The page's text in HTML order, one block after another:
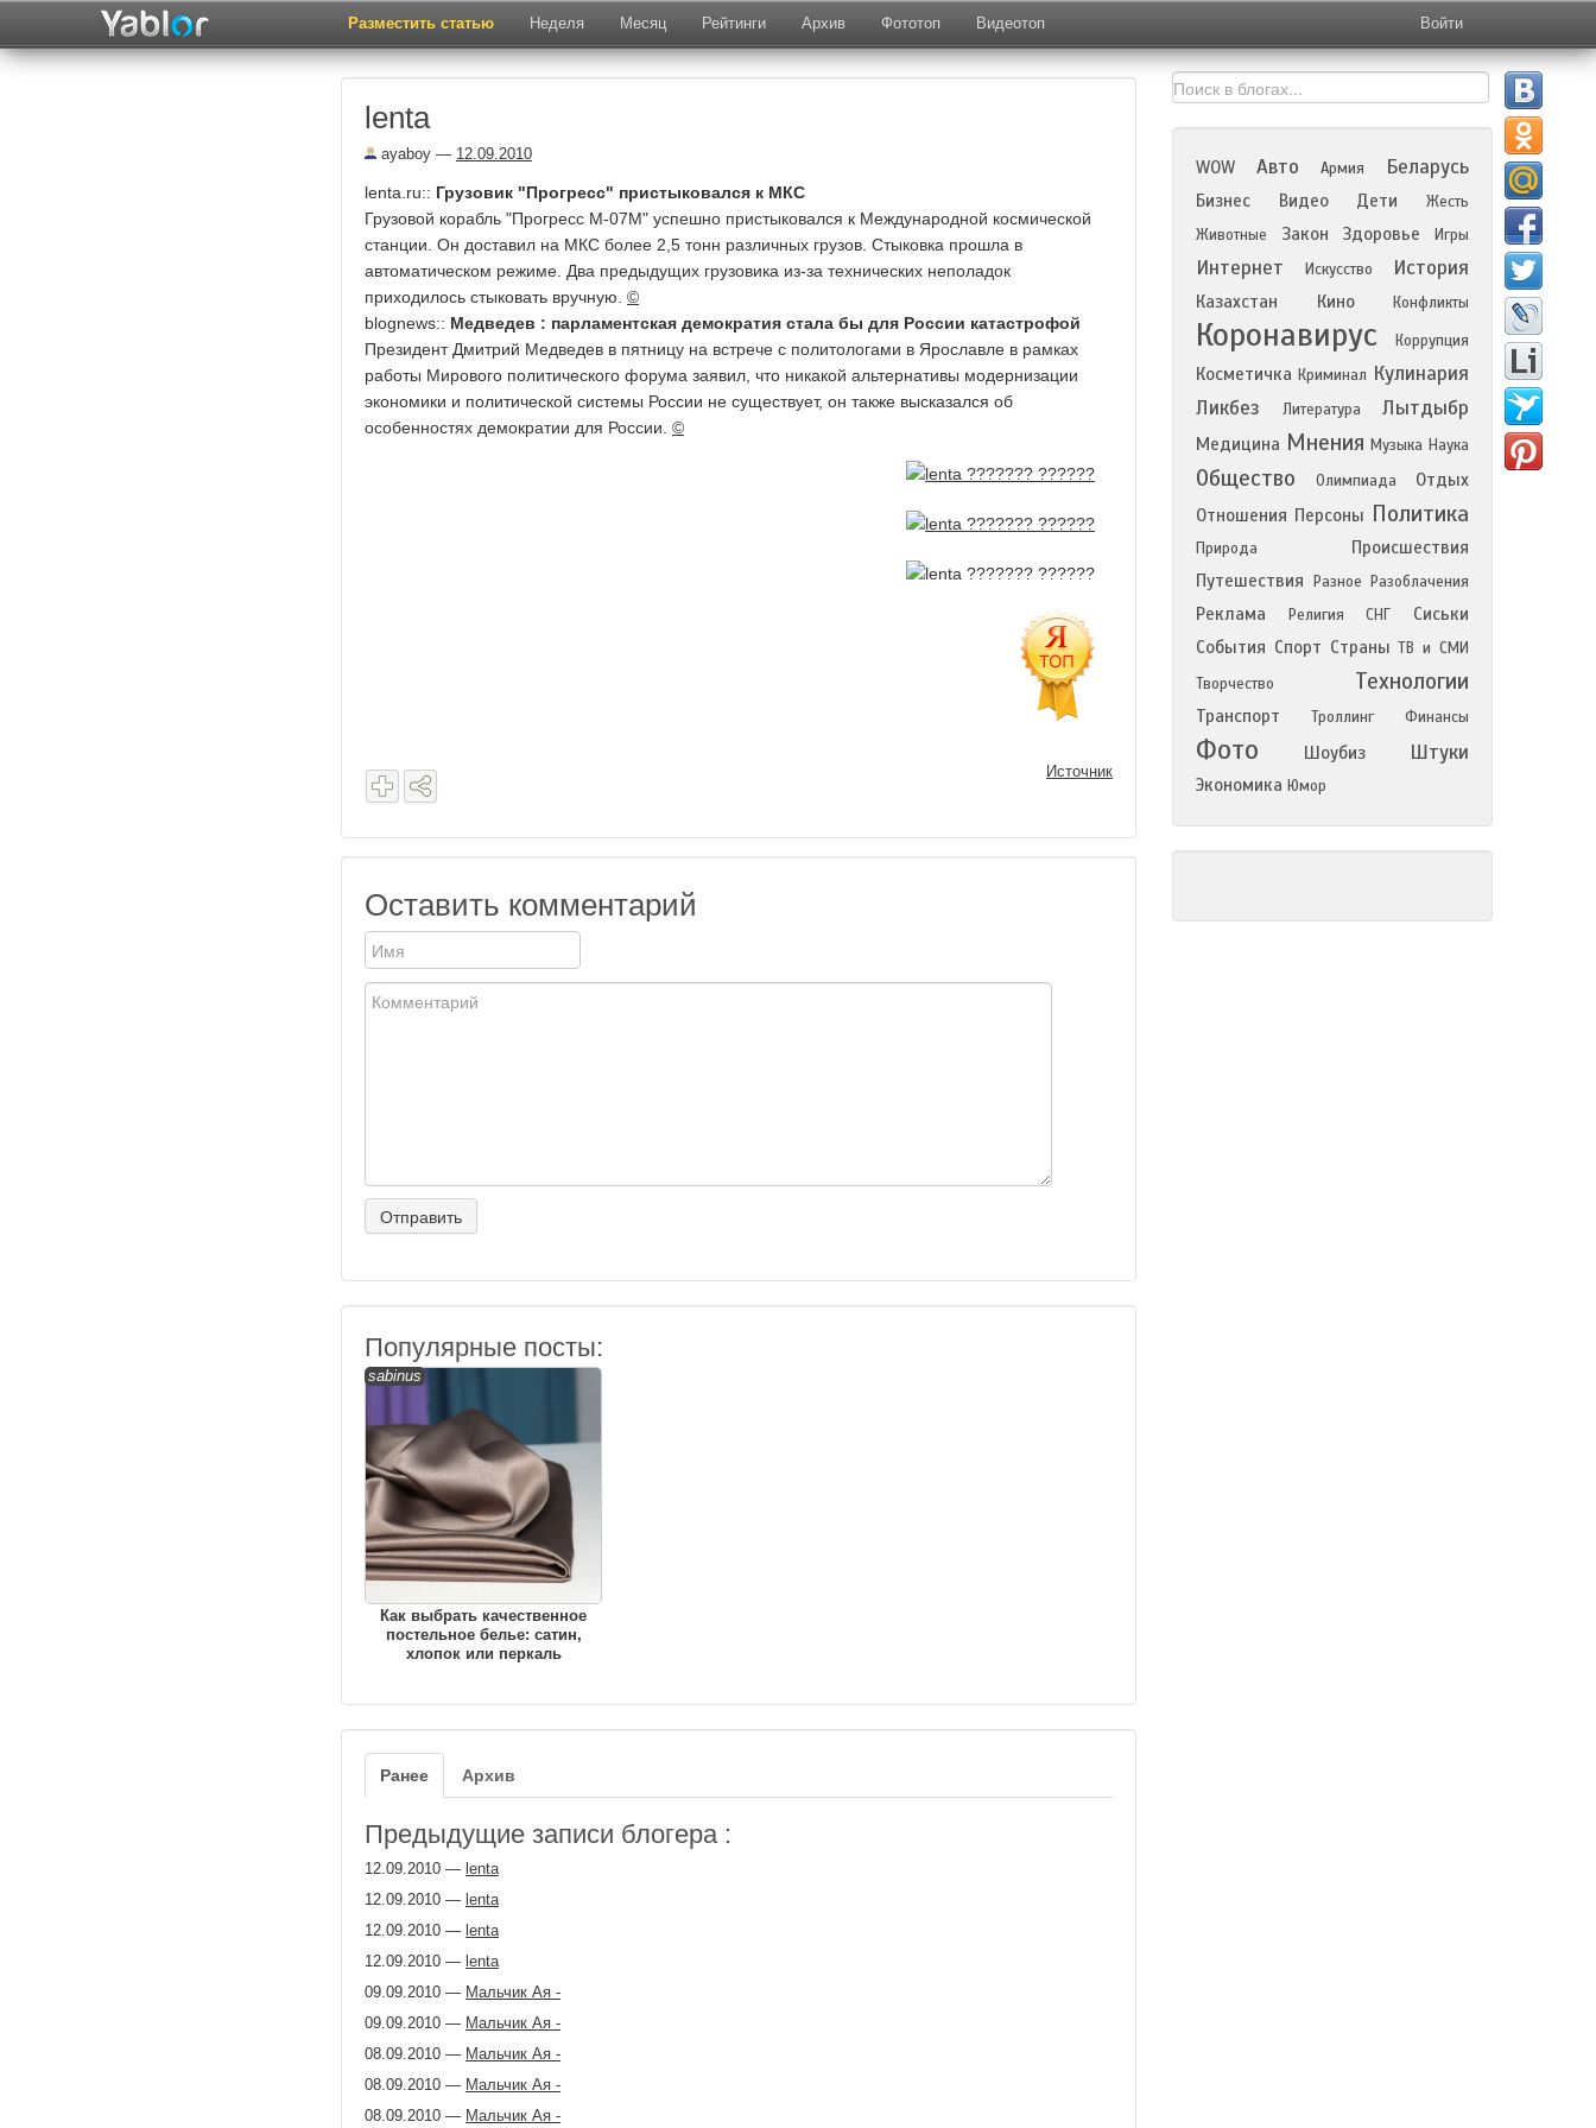
Разместить статью Неделя Месяц Рейтинги Архив Фототоп Видеотоп Войти
lenta
ayaboy — 12.09.2010
lenta.ru:: Грузовик "Прогресс" пристыковался к МКС
Грузовой корабль "Прогресс М-07М" успешно пристыковался к Международной космической
станции. Он доставил на МКС более 2,5 тонн различных грузов. Стыковка прошла в
автоматическом режиме. Два предыдущих грузовика из-за технических неполадок
приходилось стыковать вручную. ©
blognews:: Медведев : парламентская демократия стала бы для России катастрофой
Президент Дмитрий Медведев в пятницу на встрече с политологами в Ярославле в рамках
работы Мирового политического форума заявил, что никакой альтернативы модернизации
экономики и политической системы России не существует, он также высказался об
особенностях демократии для России. ©
Источник
Оставить комментарий
Популярные посты:
sabinus
Как выбрать качественное
постельное белье: сатин,
хлопок или перкаль
Ранее Архив
Предыдущие записи блогера :
12.09.2010 — lenta
12.09.2010 — lenta
12.09.2010 — lenta
12.09.2010 — lenta
09.09.2010 — Мальчик Ая -
09.09.2010 — Мальчик Ая -
08.09.2010 — Мальчик Ая -
08.09.2010 — Мальчик Ая -
08.09.2010 — Мальчик Ая -
WOW Авто Армия Беларусь
Бизнес Видео Дети
Жесть
Животные
Закон Здоровье Игры
Интернет Искусство История
Казахстан Кино Конфликты
Коронавирус Коррупция
Косметичка Криминал Кулинария
Ликбез
Литература Лытдыбр
Медицина Мнения Музыка Наука
Общество Олимпиада
Отдых
Отношения Персоны Политика
Природа
Происшествия
Путешествия
Разное Разоблачения
Реклама Религия СНГ
Сиськи
События Спорт Страны ТВ и СМИ
Творчество
Технологии
Транспорт Троллинг Финансы
Фото Шоубиз Штуки
Экономика Юмор